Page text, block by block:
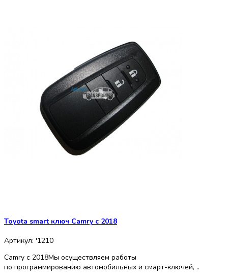
Toyota smart ключ Camry с 2018
Артикул: '1210
Camry с 2018Мы осуществляем работы
по программированию автомобильных и смарт-ключей, ..